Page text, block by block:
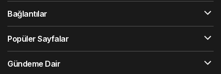
Bağlantılar
Popüler Sayfalar
Gündeme Dair